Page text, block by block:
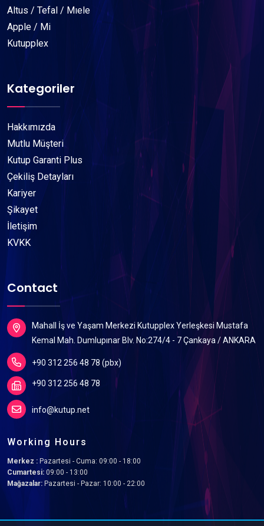
Altus / Tefal / Mıele
Apple / Mi
Kutupplex
Kategoriler
Hakkımızda
Mutlu Müşteri
Kutup Garanti Plus
Çekiliş Detayları
Kariyer
Şikayet
İletişim
KVKK
Contact
Mahall İş ve Yaşam Merkezi Kutupplex Yerleşkesi Mustafa
Kemal Mah. Dumlupınar Blv. No:274/4 - 7 Çankaya / ANKARA
+90 312 256 48 78 (pbx)
+90 312 256 48 78
info@kutup.net
Working Hours
Merkez : Pazartesi - Cuma: 09:00 - 18:00
Cumartesi: 09:00 - 13:00
Mağazalar: Pazartesi - Pazar: 10:00 - 22:00